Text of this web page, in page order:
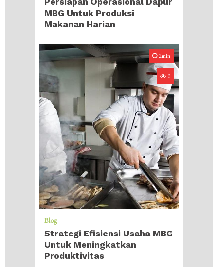
MBG Untuk Produksi
Makanan Harian
2min
0
Blog
Strategi Efisiensi Usaha MBG
Untuk Meningkatkan
Produktivitas